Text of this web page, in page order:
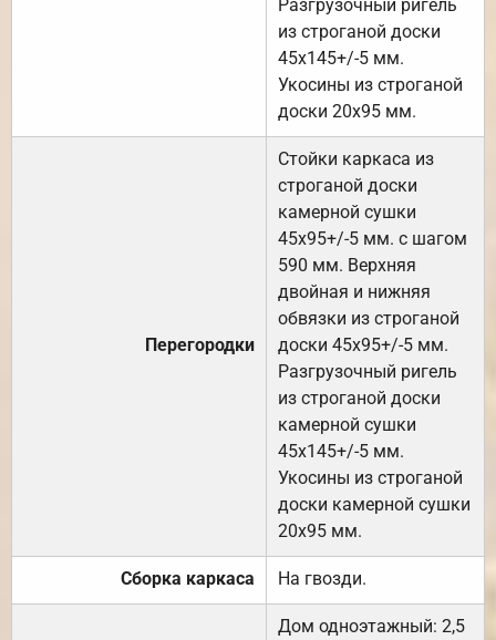
Разгрузочный ригель
из строганой доски
45х145+/-5 мм.
Укосины из строганой
доски 20х95 мм.
Перегородки
Стойки каркаса из
строганой доски
камерной сушки
45х95+/-5 мм. с шагом
590 мм. Верхняя
двойная и нижняя
обвязки из строганой
доски 45х95+/-5 мм.
Разгрузочный ригель
из строганой доски
камерной сушки
45х145+/-5 мм.
Укосины из строганой
доски камерной сушки
20х95 мм.
Сборка каркаса На гвозди.
Дом одноэтажный: 2,5